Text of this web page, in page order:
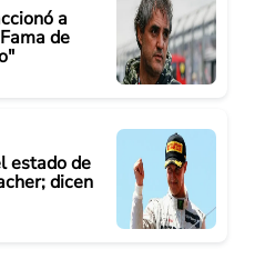
a
de
estado de
dicen